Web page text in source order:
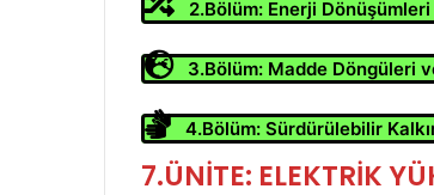
2.Bölüm: Enerji Dönüşümleri
3.Bölüm: Madde Döngüleri
4.Bölüm: Sürdürülebilir
7.ÜNİTE: ELEKTRİK